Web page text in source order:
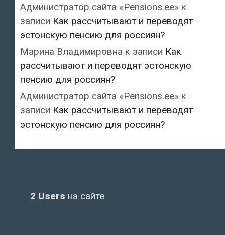
Администратор сайта «Pensions.ee» к
записи Как рассчитывают и переводят
эстонскую пенсию для россиян?
Марина Владимировна к записи Как
рассчитывают и переводят эстонскую
пенсию для россиян?
Администратор сайта «Pensions.ee» к
записи Как рассчитывают и переводят
эстонскую пенсию для россиян?
2 Users на сайте